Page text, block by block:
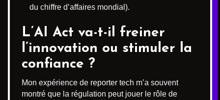
du chiffre d’affaires mondial).
L’AI Act va-t-il freiner
l’innovation ou stimuler la
confiance ?
Mon expérience de reporter tech m’a souvent
montré que la régulation peut jouer le rôle de